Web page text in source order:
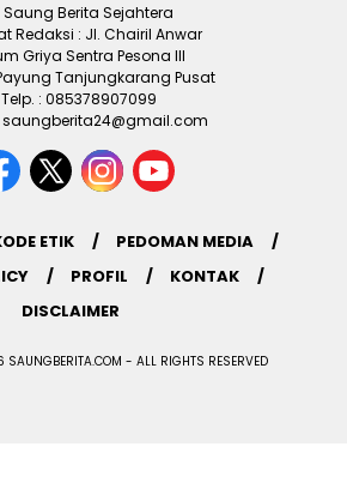
Saung Berita Sejahtera
Redaksi : Jl. Chairil Anwar
Griya Sentra Pesona III
Tanjungkarang Pusat
Telp. : 085378907099
saungberita24@gmail.com
ETIK
PEDOMAN MEDIA
PROFIL
KONTAK
DISCLAIMER
- ALL RIGHTS RESERVED